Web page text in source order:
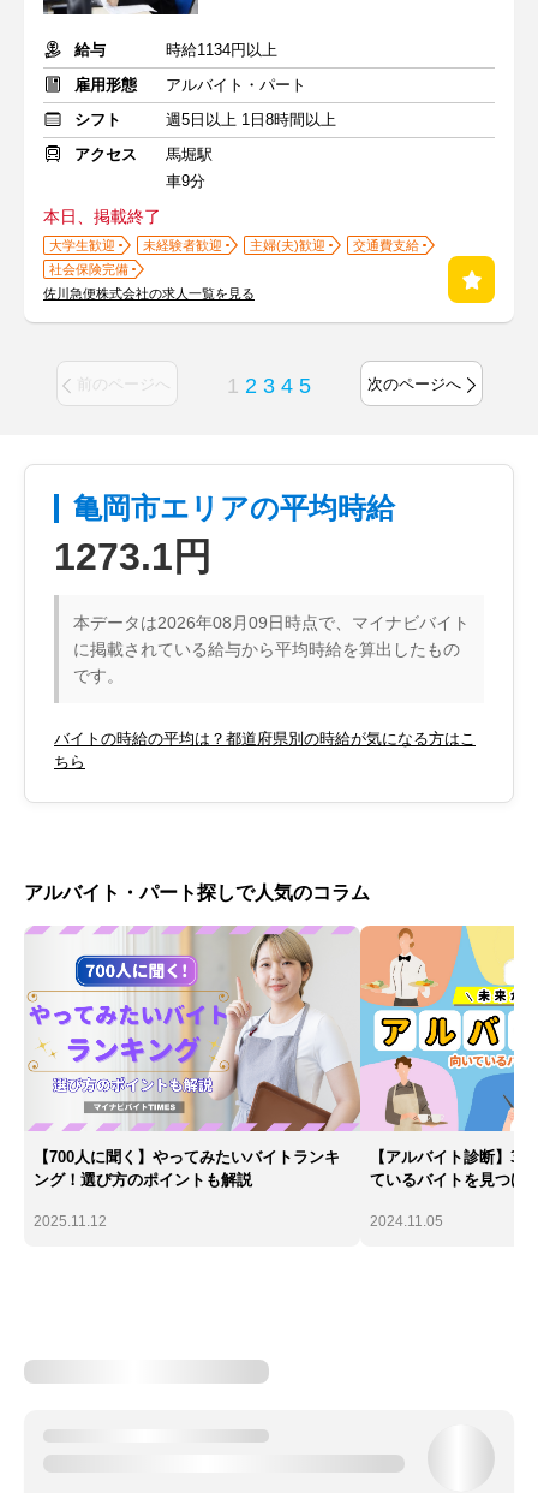
給与
時給1134円以上
雇用形態
アルバイト・パート
シフト
週5日以上 1日8時間以上
アクセス
馬堀駅
車9分
本日、掲載終了
大学生歓迎 未経験者歓迎 主婦(夫)歓迎
交通費支給
社会保険完備
佐川急便株式会社の求人一覧を見る
前のページへ 1 2 3 4 5 次のページへ
亀岡市エリアの平均時給
1273.1円
本データは2026年08月09日時点で、マイナビバイト
に掲載されている給与から平均時給を算出したもの
です。
バイトの時給の平均は？都道府県別の時給が気になる方はこ
ちら
アルバイト・パート探しで人気のコラム
【700人に聞く】やってみたいバイトランキ
ング！選び方のポイントも解説
2025.11.12
【アルバイト診断】
ているバイトを見つけ
2024.11.05